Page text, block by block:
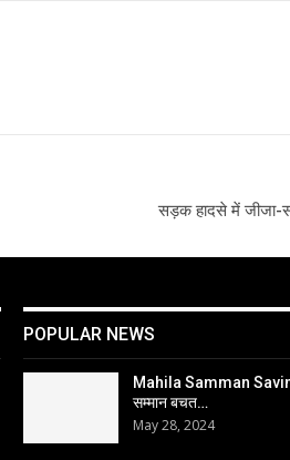
सड़क हादसे में जीजा-
POPULAR NEWS
Mahila Samman
सम्मान बचत…
May 28, 2024